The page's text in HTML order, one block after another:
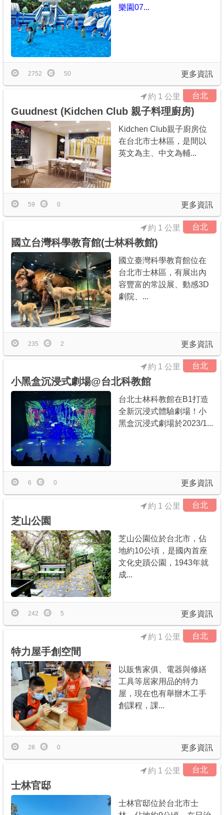
樂園07...
更多資訊
2752 50
台北
Guudnest (Kidchen Club 親子料理廚房)
約 1 公里
Kidchen Club親子廚房位
在台北市士林區，是間以
英文為主、中文為輔...
更多資訊
59 0
台北
國立台灣科學教育館(士林科教館)
約 1 公里
國立臺灣科學教育館位在
台北市士林區，有展出內
容豐富的常設展、動感3D
劇院、...
更多資訊
235 2
台北
小黑盒沉浸式劇場@台北科教館
約 1 公里
台北士林科教館在B1打造
全新沉浸式體驗劇場！小
黑盒沉浸式劇場於2023/1...
更多資訊
6 0
台北
芝山公園
約 1 公里
芝山公園位於台北市，佔
地約10公頃，是國內首座
文化史蹟公園，1943年就
成...
更多資訊
242 5
台北
特力屋手創空間
約 1 公里
以販售家俱、電器與修繕
工具等居家用品的特力
屋，現在也有舉辦木工手
創課程，課...
更多資訊
28 0
台北
士林官邸
約 1 公里
士林官邸位於台北市士